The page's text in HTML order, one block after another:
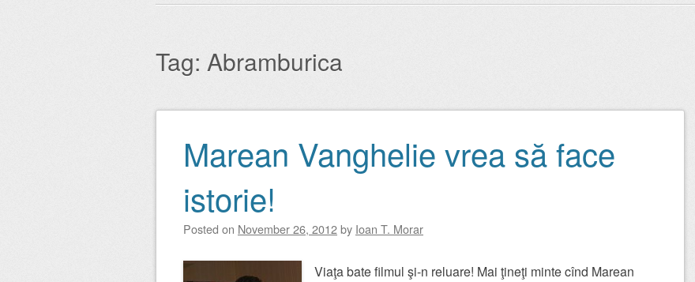
Tag: Abramburica
Post navigation
Marean Vanghelie vrea să face
istorie!
Posted on November 26, 2012by Ioan T. Morar
Viaţa bate filmul şi-n reluare! Mai ţineţi minte cînd Marean